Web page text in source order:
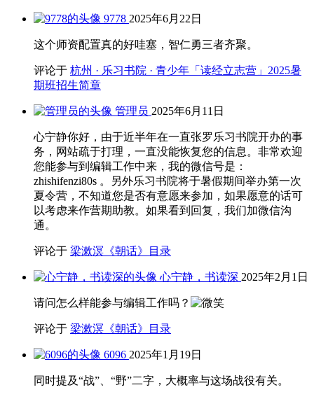
9778 2025年6月22日
这个师资配置真的好哇塞，智仁勇三者齐聚。
评论于 杭州 · 乐习书院 · 青少年「读经立志营」2025暑
期班招生简章
管理员 2025年6月11日
心宁静你好，由于近半年在一直张罗乐习书院开办的事
务，网站疏于打理，一直没能恢复您的信息。非常欢迎
您能参与到编辑工作中来，我的微信号是：
zhishifenzi80s 。另外乐习书院将于暑假期间举办第一次
夏令营，不知道您是否有意愿来参加，如果愿意的话可
以考虑来作营期助教。如果看到回复，我们加微信沟
通。
评论于 梁漱溟《朝话》目录
心宁静，书读深 2025年2月1日
请问怎么样能参与编辑工作吗？
评论于 梁漱溟《朝话》目录
6096 2025年1月19日
同时提及“战”、“野”二字，大概率与这场战役有关。